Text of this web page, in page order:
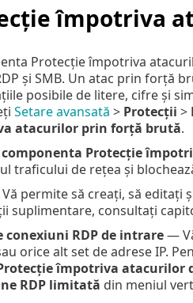
împotriva
Protecție împotriva
și SMB. Un atac prin forță
posibile de litere, cifre și
Setare avansată > Protecții >
atacurilor prin forță brută.
Protecție
traficului de rețea și
Vă permite să creați, să editați
suplimentare, consultați
conexiuni RDP de intrare—
orice alt set de adrese IP.
împotriva atacurilor
RDP limitată din meniul